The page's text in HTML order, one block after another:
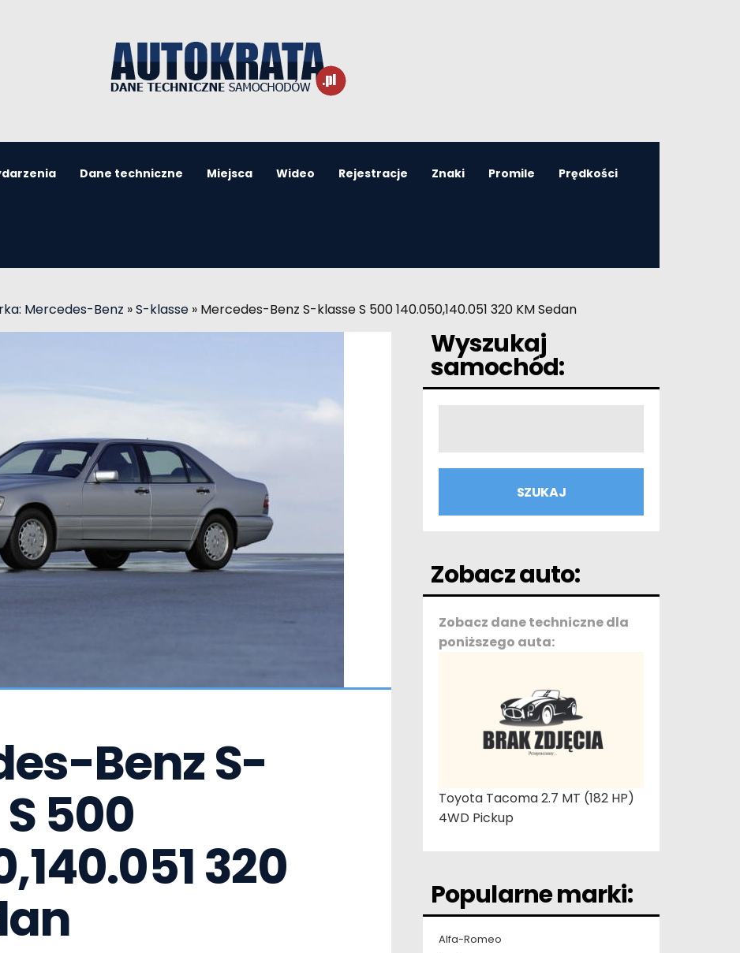
Dane techniczne Miejsca Wideo Rejestracje Znaki Promile Prędkości
Mercedes-Benz »S-klasse » Mercedes-Benz S-klasse S 500 140.050,140.051 320 KM Sedan
Benz S-
500
320
Wyszukaj
samochód:
Zobacz auto:
Zobacz dane techniczne dla
poniższego auta:
Toyota Tacoma 2.7 MT (182 HP)
4WD Pickup
Popularne marki:
Alfa-Romeo